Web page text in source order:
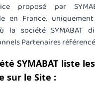
proposé par
en France,
la société SYMABAT
Partenaires
SYMABAT liste
sur le Site :